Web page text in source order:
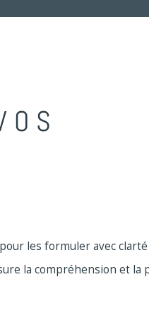
les formuler avec
la compréhension et la